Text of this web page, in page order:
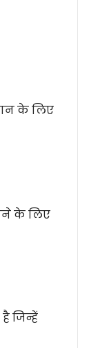
के लिए
के लिए
जिन्हें